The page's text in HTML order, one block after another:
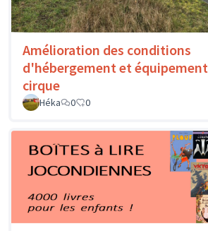
Amélioration des conditions
d'hébergement et équipement
cirque
Héka 0 0